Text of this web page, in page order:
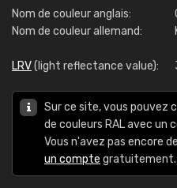
Nom de couleur anglais:
Nom de couleur allemand:
LRV(light reflectance value):
Sur ce site, vous pouvez
de couleurs RAL avec un
Vous n'avez pas encore
un compte gratuitement.